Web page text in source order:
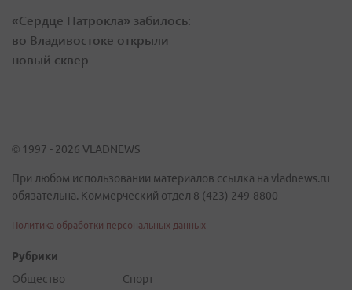
«Сердце Патрокла» забилось:
во Владивостоке открыли
новый сквер
© 1997 - 2026 VLADNEWS
При любом использовании материалов ссылка на vladnews.ru
обязательна. Коммерческий отдел 8 (423) 249-8800
Политика обработки персональных данных
Рубрики
Общество
Спорт